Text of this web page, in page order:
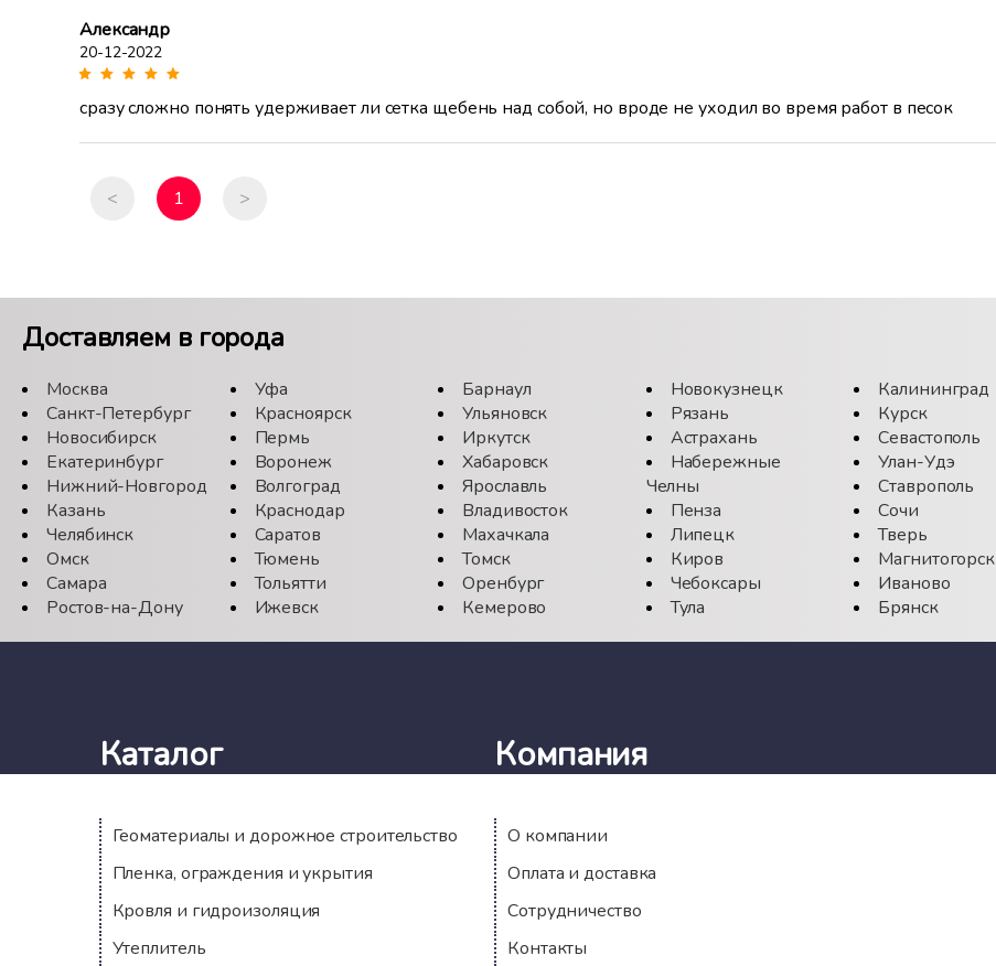
Александр
20-12-2022
сразу сложно понять удерживает ли сетка щебень над собой, но вроде не уходил во время работ в песок
< 1 >
Доставляем в города
Москва
Санкт-Петербург
Новосибирск
Екатеринбург
Нижний-Новгород
Казань
Челябинск
Омск
Самара
Ростов-на-Дону
Уфа
Красноярск
Пермь
Воронеж
Волгоград
Краснодар
Саратов
Тюмень
Тольятти
Ижевск
Барнаул
Ульяновск
Иркутск
Хабаровск
Ярославль
Владивосток
Махачкала
Томск
Оренбург
Кемерово
Новокузнецк
Рязань
Астрахань
Набережные
Челны
Пенза
Липецк
Киров
Чебоксары
Тула
Калининград
Курск
Севастополь
Улан-Удэ
Ставрополь
Сочи
Тверь
Магнитогорск
Иваново
Брянск
Каталог
Геоматериалы и дорожное строительство
Пленка, ограждения и укрытия
Кровля и гидроизоляция
Утеплитель
Компания
О компании
Оплата и доставка
Сотрудничество
Контакты